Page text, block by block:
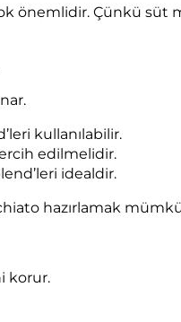
önemlidir. Çünkü süt
kullanılabilir.
edilmelidir.
idealdir.
hazırlamak
korur.